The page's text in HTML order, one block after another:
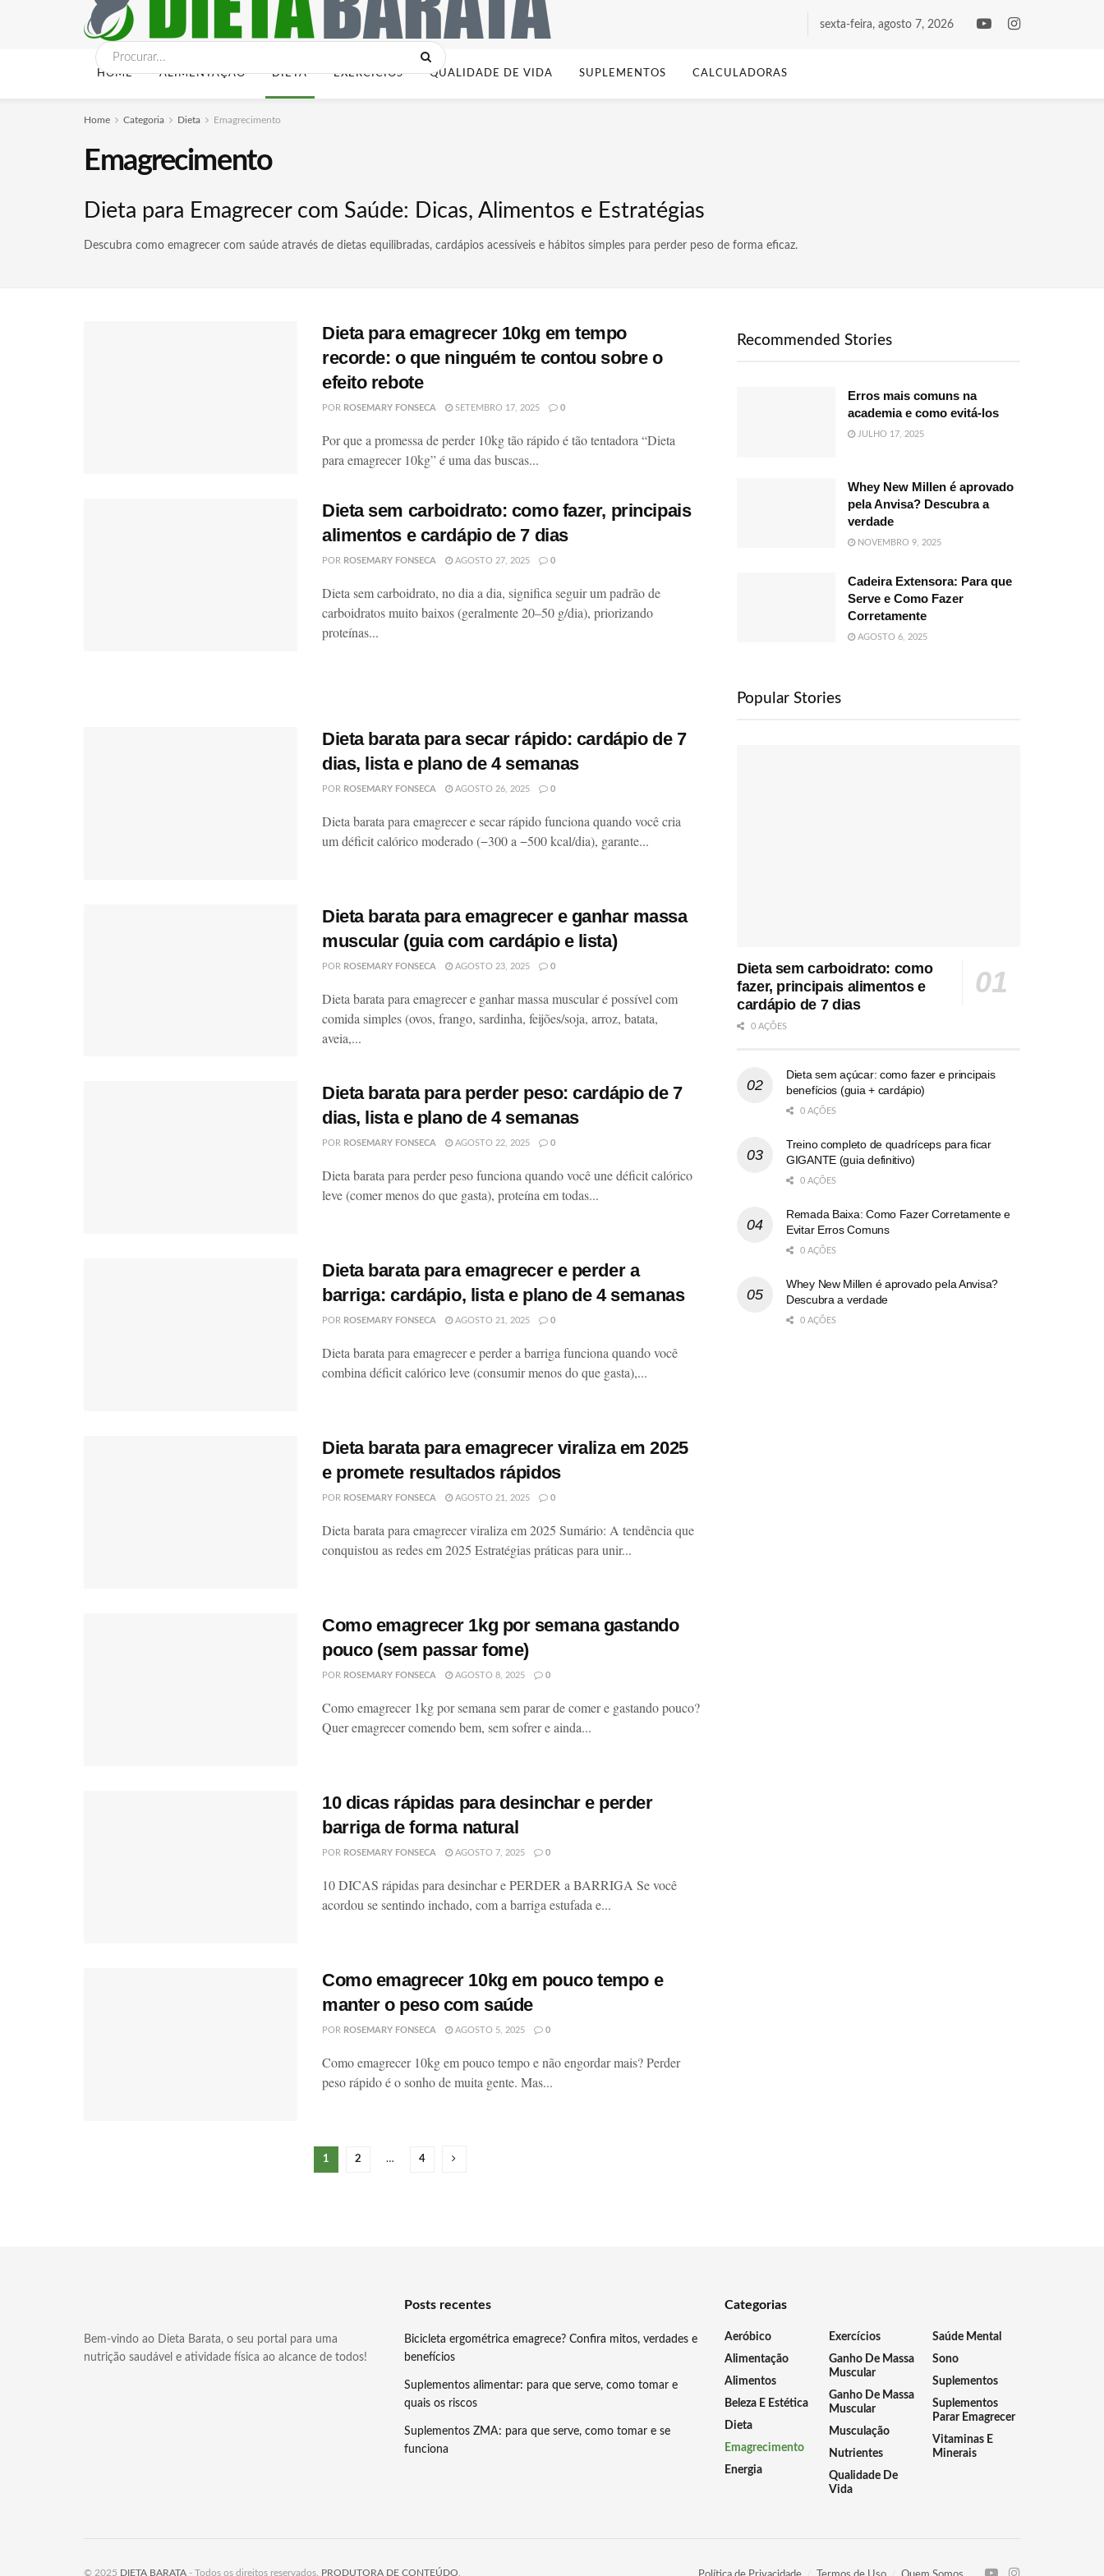
sexta-feira, agosto 7, 2026
HOME ALIMENTAÇÃO DIETA EXERCÍCIOS QUALIDADE DE VIDA SUPLEMENTOS CALCULADORAS
Home Categoria Dieta Emagrecimento
Emagrecimento
Dieta para Emagrecer com Saúde: Dicas, Alimentos e Estratégias
Descubra como emagrecer com saúde através de dietas equilibradas, cardápios acessíveis e hábitos simples para perder peso de forma eficaz.
Dieta para emagrecer 10kg em tempo
recorde: o que ninguém te contou sobre o
efeito rebote
POR ROSEMARY FONSECA SETEMBRO 17, 2025 0
Por que a promessa de perder 10kg tão rápido é tão tentadora “Dieta
para emagrecer 10kg” é uma das buscas...
Dieta sem carboidrato: como fazer, principais
alimentos e cardápio de 7 dias
POR ROSEMARY FONSECA AGOSTO 27, 2025 0
Dieta sem carboidrato, no dia a dia, significa seguir um padrão de
carboidratos muito baixos (geralmente 20–50 g/dia), priorizando
proteínas...
Dieta barata para secar rápido: cardápio de 7
dias, lista e plano de 4 semanas
POR ROSEMARY FONSECA AGOSTO 26, 2025 0
Dieta barata para emagrecer e secar rápido funciona quando você cria
um déficit calórico moderado (−300 a −500 kcal/dia), garante...
Dieta barata para emagrecer e ganhar massa
muscular (guia com cardápio e lista)
POR ROSEMARY FONSECA AGOSTO 23, 2025 0
Dieta barata para emagrecer e ganhar massa muscular é possível com
comida simples (ovos, frango, sardinha, feijões/soja, arroz, batata,
aveia,...
Dieta barata para perder peso: cardápio de 7
dias, lista e plano de 4 semanas
POR ROSEMARY FONSECA AGOSTO 22, 2025 0
Dieta barata para perder peso funciona quando você une déficit calórico
leve (comer menos do que gasta), proteína em todas...
Dieta barata para emagrecer e perder a
barriga: cardápio, lista e plano de 4 semanas
POR ROSEMARY FONSECA AGOSTO 21, 2025 0
Dieta barata para emagrecer e perder a barriga funciona quando você
combina déficit calórico leve (consumir menos do que gasta),...
Dieta barata para emagrecer viraliza em 2025
e promete resultados rápidos
POR ROSEMARY FONSECA AGOSTO 21, 2025 0
Dieta barata para emagrecer viraliza em 2025 Sumário: A tendência que
conquistou as redes em 2025 Estratégias práticas para unir...
Como emagrecer 1kg por semana gastando
pouco (sem passar fome)
POR ROSEMARY FONSECA AGOSTO 8, 2025 0
Como emagrecer 1kg por semana sem parar de comer e gastando pouco?
Quer emagrecer comendo bem, sem sofrer e ainda...
10 dicas rápidas para desinchar e perder
barriga de forma natural
POR ROSEMARY FONSECA AGOSTO 7, 2025 0
10 DICAS rápidas para desinchar e PERDER a BARRIGA Se você
acordou se sentindo inchado, com a barriga estufada e...
Como emagrecer 10kg em pouco tempo e
manter o peso com saúde
POR ROSEMARY FONSECA AGOSTO 5, 2025 0
Como emagrecer 10kg em pouco tempo e não engordar mais? Perder
peso rápido é o sonho de muita gente. Mas...
1 2 … 4
Recommended Stories
Erros mais comuns na
academia e como evitá-los
JULHO 17, 2025
Whey New Millen é aprovado
pela Anvisa? Descubra a
verdade
NOVEMBRO 9, 2025
Cadeira Extensora: Para que
Serve e Como Fazer
Corretamente
AGOSTO 6, 2025
Popular Stories
Dieta sem carboidrato: como
fazer, principais alimentos e
cardápio de 7 dias
0 AÇÕES
Dieta sem açúcar: como fazer e principais
benefícios (guia + cardápio)
0 AÇÕES
Treino completo de quadríceps para ficar
GIGANTE (guia definitivo)
0 AÇÕES
Remada Baixa: Como Fazer Corretamente e
Evitar Erros Comuns
0 AÇÕES
Whey New Millen é aprovado pela Anvisa?
Descubra a verdade
0 AÇÕES
Bem-vindo ao Dieta Barata, o seu portal para uma
nutrição saudável e atividade física ao alcance de todos!
Posts recentes
Bicicleta ergométrica emagrece? Confira mitos, verdades e
benefícios
Suplementos alimentar: para que serve, como tomar e
quais os riscos
Suplementos ZMA: para que serve, como tomar e se
funciona
Categorias
Aeróbico
Alimentação
Alimentos
Beleza E Estética
Dieta
Emagrecimento
Energia
Exercícios
Ganho De Massa
Muscular
Ganho De Massa
Muscular
Musculação
Nutrientes
Qualidade De
Vida
Saúde Mental
Sono
Suplementos
Suplementos
Parar Emagrecer
Vitaminas E
Minerais
© 2025 DIETA BARATA - Todos os direitos reservados. PRODUTORA DE CONTEÚDO